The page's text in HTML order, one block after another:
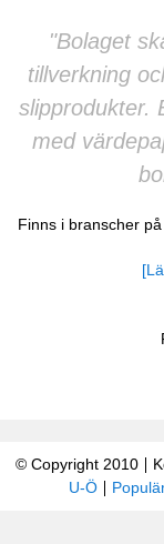
"Bolaget
tillverkning
slipprodukter.
med
Finns i branscher
© Copyright 2010
U-Ö